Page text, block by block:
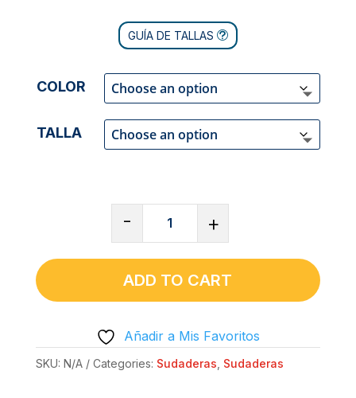
GUÍA DE TALLAS
COLOR
TALLA
-
SUDADERA
CUELLO
REDONDO
UNISEX
CLÁSICA
GILDAN®
18000V
+
ADD TO CART
Añadir a Mis Favoritos
SKU: N/A Categories: Sudaderas Sudaderas